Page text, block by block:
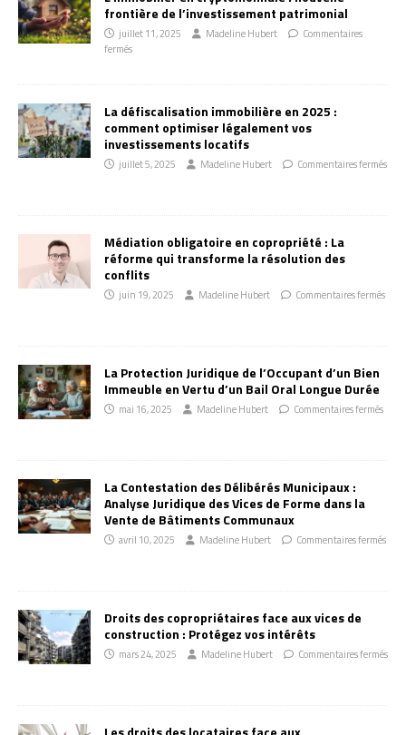
frontière de l’investissement patrimonial
juillet 11, 2025 Madeline Hubert
Commentaires
fermés
La défiscalisation immobilière en 2025 :
comment optimiser légalement vos
investissements locatifs
juillet 5, 2025 Madeline Hubert Commentaires fermés
Médiation obligatoire en copropriété : La
réforme qui transforme la résolution des
conflits
juin 19, 2025 Madeline Hubert Commentaires fermés
La Protection Juridique de l’Occupant d’un Bien
Immeuble en Vertu d’un Bail Oral Longue Durée
mai 16, 2025 Madeline Hubert Commentaires fermés
La Contestation des Délibérés Municipaux :
Analyse Juridique des Vices de Forme dans la
Vente de Bâtiments Communaux
avril 10, 2025 Madeline Hubert Commentaires fermés
Droits des copropriétaires face aux vices de
construction : Protégez vos intérêts
mars 24, 2025 Madeline Hubert Commentaires fermés